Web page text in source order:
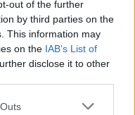
out of the further
by third parties on the
This information may
on the IAB’s List of
disclose it to other
one or more Google
is jönnének,
rész a
gyakorlati